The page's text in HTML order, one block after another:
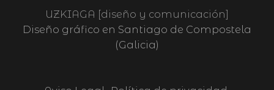
UZKIAGA [diseño y comunicación]
Diseño gráfico en Santiago de Compostela
(Galicia)